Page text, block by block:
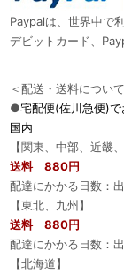
Paypalは、世界中で
デビットカード、
＜配送・送料につい
●宅配便(佐川急便)
国内
【関東、中部、近畿
送料 880円
配達にかかる日数：
【東北、九州】
送料 880円
配達にかかる日数：
【北海道】